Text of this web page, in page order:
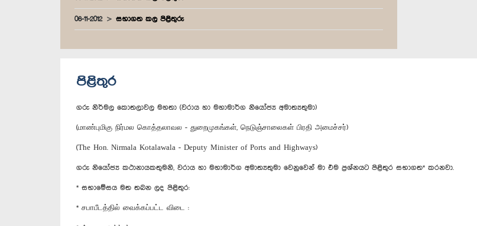
06-11-2012 සභාගත කල පිළිතුරු
පිළිතුර
ගරු නිර්මල කොතලාවල මහතා (වරාය හා මහාමාර්ග නියෝජ්‍ය අමාත්‍යතුමා)
(மாண்புமிகு நிர்மல கொத்தலாவல - துறைமுகங்கள், நெடுஞ்சாலைகள் பிரதி அமைச்சர்)
(The Hon. Nirmala Kotalawala - Deputy Minister of Ports and Highways)
ගරු නියෝජ්‍ය කථානායකතුමනි, වරාය හා මහාමාර්ග අමාත්‍යතුමා වෙනුවෙන් මා එම ප්‍රශ්නයට පිළිතුර සභාගත* කරනවා.
* සභාමේසය මත තබන ලද පිළිතුර:
* சபாபீடத்தில் வைக்கப்பட்ட விடை :